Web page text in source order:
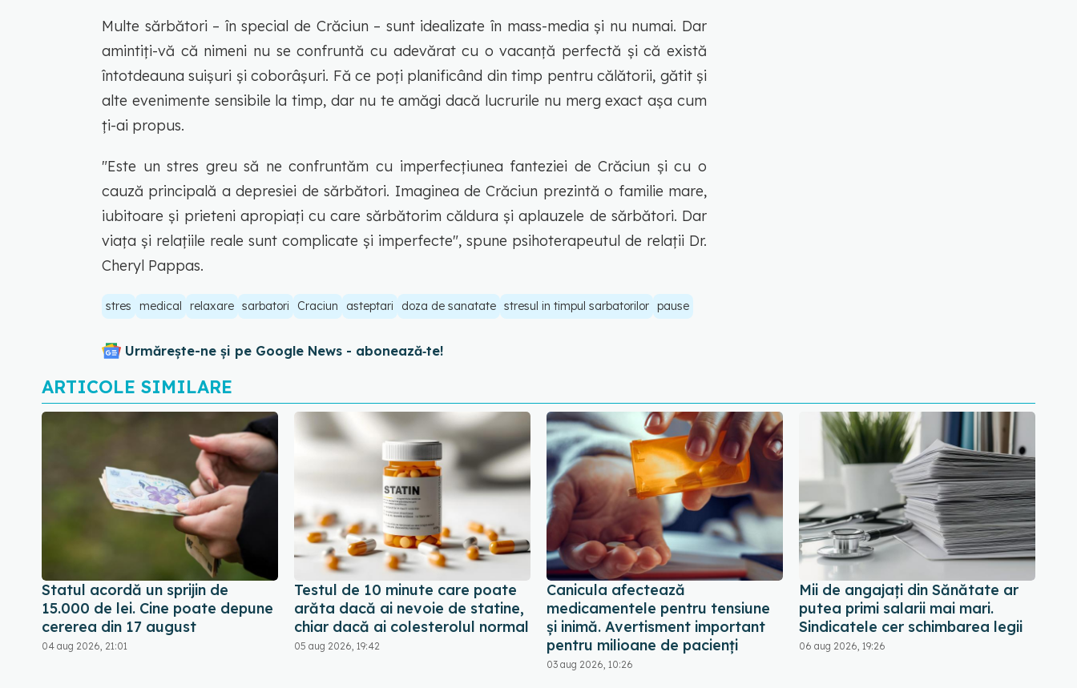
Multe sărbători – în special de Crăciun – sunt idealizate în mass-media și nu numai. Dar
amintiți-vă că nimeni nu se confruntă cu adevărat cu o vacanță perfectă și că există
întotdeauna suișuri și coborâșuri. Fă ce poți planificând din timp pentru călătorii, gătit și
alte evenimente sensibile la timp, dar nu te amăgi dacă lucrurile nu merg exact așa cum
ți-ai propus.
"Este un stres greu să ne confruntăm cu imperfecțiunea fanteziei de Crăciun și cu o
cauză principală a depresiei de sărbători. Imaginea de Crăciun prezintă o familie mare,
iubitoare și prieteni apropiați cu care sărbătorim căldura și aplauzele de sărbători. Dar
viața și relațiile reale sunt complicate și imperfecte", spune psihoterapeutul de relații Dr.
Cheryl Pappas.
stres medical relaxare sarbatori Craciun asteptari doza de sanatate stresul in timpul sarbatorilor pause
Urmărește-ne și pe Google News - abonează‑te!
ARTICOLE SIMILARE
Statul acordă un sprijin de
15.000 de lei. Cine poate depune
cererea din 17 august
04 aug 2026, 21:01
Testul de 10 minute care poate
arăta dacă ai nevoie de statine,
chiar dacă ai colesterolul normal
05 aug 2026, 19:42
Canicula afectează
medicamentele pentru tensiune
și inimă. Avertisment important
pentru milioane de pacienți
03 aug 2026, 10:26
Mii de angajați din Sănătate ar
putea primi salarii mai mari.
Sindicatele cer schimbarea legii
06 aug 2026, 19:26